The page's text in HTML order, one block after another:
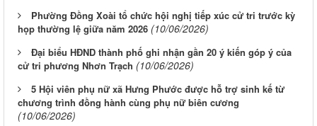
Phường Đồng Xoài tổ chức hội nghị tiếp xúc cử tri trước kỳ
họp thường lệ giữa năm 2026 (10/06/2026)
Đại biểu HĐND thành phố ghi nhận gần 20 ý kiến góp ý của
cử tri phương Nhơn Trạch (10/06/2026)
5 Hội viên phụ nữ xã Hưng Phước được hỗ trợ sinh kế từ
chương trình đồng hành cùng phụ nữ biên cương
(10/06/2026)